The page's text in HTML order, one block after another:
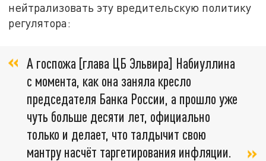
нейтрализовать эту вредительскую политику
регулятора:
А госпожа [глава ЦБ Эльвира] Набиуллина
с момента, как она заняла кресло
председателя Банка России, а прошло уже
чуть больше десяти лет, официально
только и делает, что талдычит свою
мантру насчёт таргетирования инфляции.